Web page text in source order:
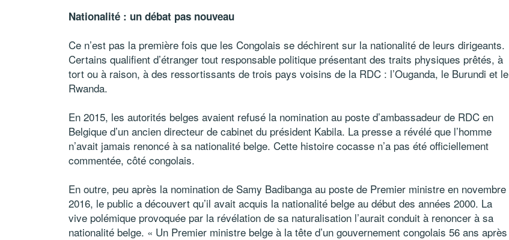
Nationalité : un débat pas nouveau
Ce n’est pas la première fois que les Congolais se déchirent sur la nationalité de leurs dirigeants.
Certains qualifient d’étranger tout responsable politique présentant des traits physiques prêtés, à
tort ou à raison, à des ressortissants de trois pays voisins de la RDC : l’Ouganda, le Burundi et le
Rwanda.
En 2015, les autorités belges avaient refusé la nomination au poste d’ambassadeur de RDC en
Belgique d’un ancien directeur de cabinet du président Kabila. La presse a révélé que l’homme
n’avait jamais renoncé à sa nationalité belge. Cette histoire cocasse n’a pas été officiellement
commentée, côté congolais.
En outre, peu après la nomination de Samy Badibanga au poste de Premier ministre en novembre
2016, le public a découvert qu’il avait acquis la nationalité belge au début des années 2000. La
vive polémique provoquée par la révélation de sa naturalisation l’aurait conduit à renoncer à sa
nationalité belge. « Un Premier ministre belge à la tête d’un gouvernement congolais 56 ans après